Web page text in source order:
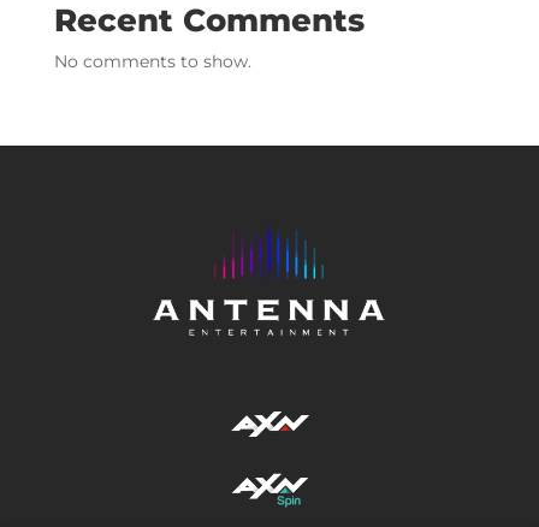
Recent Comments
No comments to show.